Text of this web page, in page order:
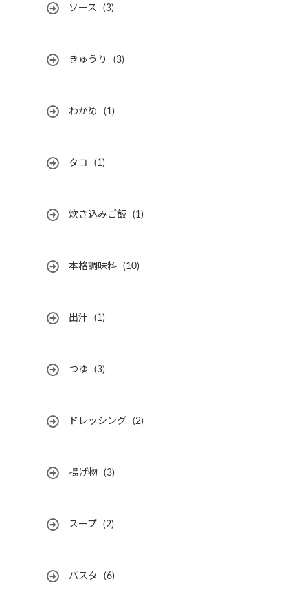
ソース (3)
きゅうり (3)
わかめ (1)
タコ (1)
炊き込みご飯 (1)
本格調味料 (10)
出汁 (1)
つゆ (3)
ドレッシング (2)
揚げ物 (3)
スープ (2)
パスタ (6)